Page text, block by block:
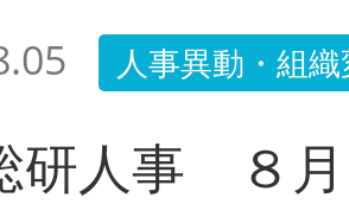
人事異動・組
研人事 ８